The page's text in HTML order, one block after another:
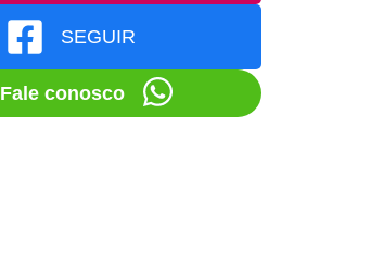
SEGUIR
Fale conosco